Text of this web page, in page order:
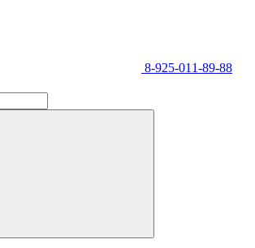
8-925-011-89-88